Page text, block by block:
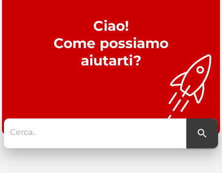
Ciao!
Come possiamo
aiutarti?